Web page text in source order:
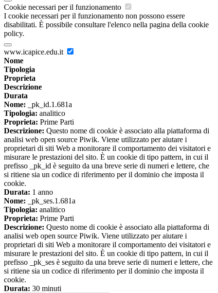
Cookie necessari per il funzionamento
I cookie necessari per il funzionamento non possono essere
disabilitati. È possibile consultare l'elenco nella pagina della cookie
policy.
www.icapice.edu.it
Nome
Tipologia
Proprieta
Descrizione
Durata
Nome: _pk_id.1.681a
Tipologia: analitico
Proprieta: Prime Parti
Descrizione: Questo nome di cookie è associato alla piattaforma di
analisi web open source Piwik. Viene utilizzato per aiutare i
proprietari di siti Web a monitorare il comportamento dei visitatori e
misurare le prestazioni del sito. È un cookie di tipo pattern, in cui il
prefisso _pk_id è seguito da una breve serie di numeri e lettere, che
si ritiene sia un codice di riferimento per il dominio che imposta il
cookie.
Durata: 1 anno
Nome: _pk_ses.1.681a
Tipologia: analitico
Proprieta: Prime Parti
Descrizione: Questo nome di cookie è associato alla piattaforma di
analisi web open source Piwik. Viene utilizzato per aiutare i
proprietari di siti Web a monitorare il comportamento dei visitatori e
misurare le prestazioni del sito. È un cookie di tipo pattern, in cui il
prefisso _pk_ses è seguito da una breve serie di numeri e lettere, che
si ritiene sia un codice di riferimento per il dominio che imposta il
cookie.
Durata: 30 minuti